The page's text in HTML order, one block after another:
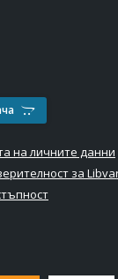
на личните данни
за